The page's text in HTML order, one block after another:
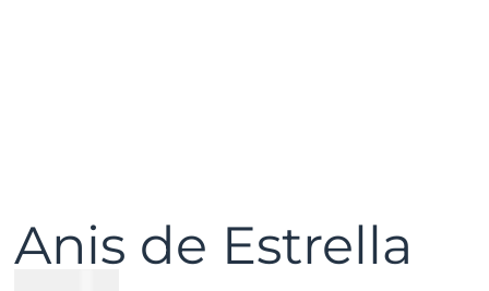
Anis de Estrella